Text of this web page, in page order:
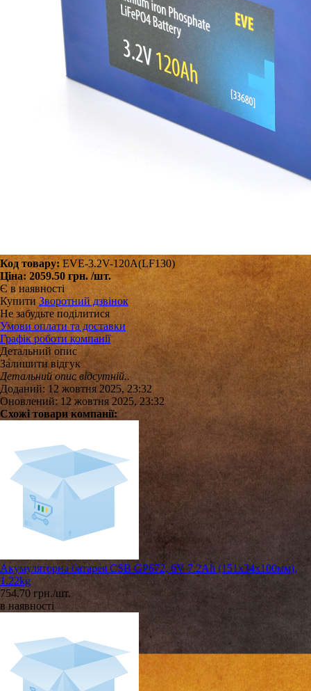
Код товару: EVE-3.2V-120A(LF130)
Ціна: 2059.50 грн. /шт.
Є в наявності
Купити Зворотний дзвінок
Не забудьте поділитися
Умови оплати та доставки
Графік роботи компанії
Детальний опис
Залишити відгук
Детальний опис відсутній..
Доданий: 12 жовтня 2025, 23:32
Оновлений: 12 жовтня 2025, 23:32
Схожі товари компанії:
Акумуляторна батарея CSB GP672, 6V 7.2Ah (151х34х100мм),
1.22kg
754.70 грн./шт.
в наявності